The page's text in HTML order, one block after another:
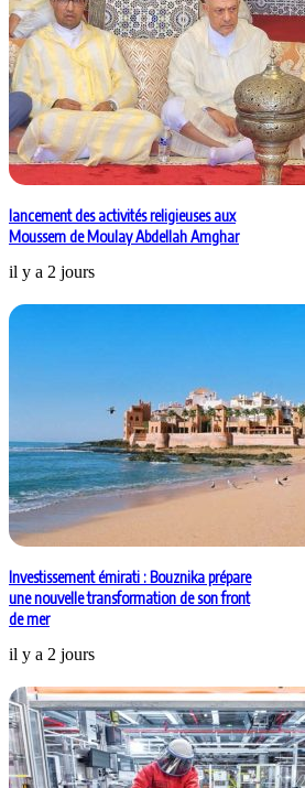
lancement des activités religieuses aux
Moussem de Moulay Abdellah Amghar
il y a 2 jours
Investissement émirati : Bouznika prépare
une nouvelle transformation de son front
de mer
il y a 2 jours